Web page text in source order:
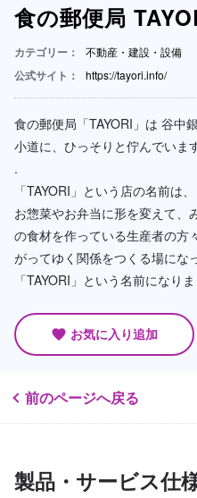
食の郵便局
カテゴリー： 不動産・建設・設備
公式サイト： https://tayori.info/
食の郵便局「TAYORI」は 谷中
小道に、ひっそりと佇んでいます
.
「TAYORI」という店の名前は
お惣菜やお弁当に形を変えて、
の食材を作っている生産者の方
がってゆく関係をつくる場にな
「TAYORI」という名前になりま
favorite お気に入り追加
前のページへ戻る
製品・サービス仕